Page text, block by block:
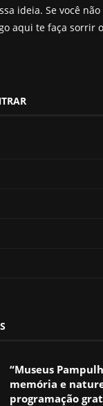
ideia. Se você
aqui te faça sorrir
“Museus
memória e
programação